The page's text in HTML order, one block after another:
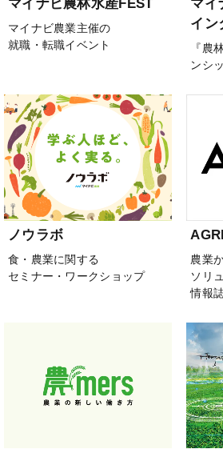
マイナビ農林水産FEST
マイナビ農業主催の
就職・転職イベント
マイ
イン
『農
ンシ
ノウラボ
食・農業に関する
セミナー・ワークショップ
農業
ソリ
情報